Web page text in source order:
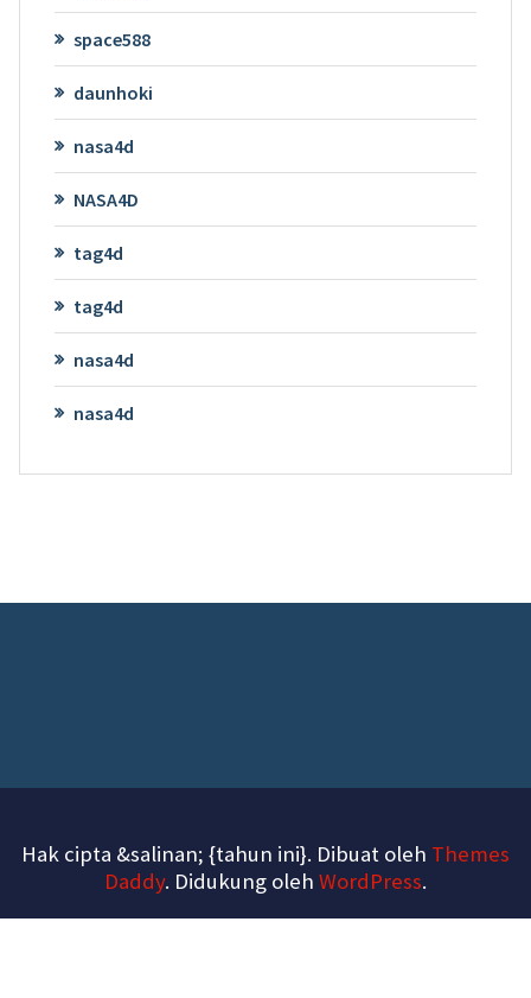
space588
daunhoki
nasa4d
NASA4D
tag4d
tag4d
nasa4d
nasa4d
Hak cipta &salinan; {tahun ini}. Dibuat oleh Themes
Daddy. Didukung oleh WordPress.